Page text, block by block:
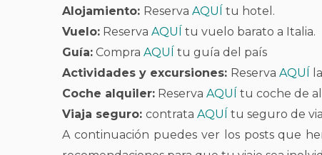
Alojamiento: Reserva AQUÍ tu hotel.
Vuelo: Reserva AQUÍ tu vuelo barato a Italia.
Guía: Compra AQUÍ tu guía del país
Actividades y excursiones: Reserva AQUÍ
Coche alquiler: Reserva AQUÍ tu coche de
Viaja seguro: contrata AQUÍ tu seguro de
A continuación puedes ver los posts que